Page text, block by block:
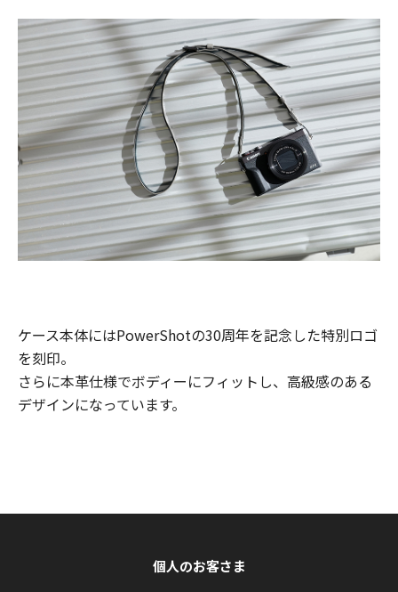
ケース本体にはPowerShotの30周年を記念した特別ロゴ
を刻印。
さらに本革仕様でボディーにフィットし、高級感のある
デザインになっています。
個人のお客さま